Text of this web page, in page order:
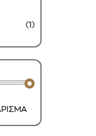
(1)